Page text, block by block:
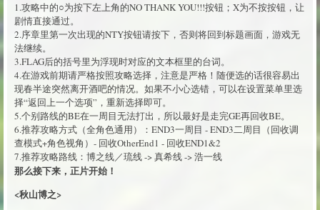
1.攻略中的○为按下左上角的NO THANK YOU!!!按钮；X为不按按钮，让
剧情直接通过。
2.序章里第一次出现的NTY按钮请按下，否则将回到标题画面，游戏无
法继续。
3.FLAG后的括号里为浮现时对应的文本框里的台词。
4.在游戏前期请严格按照攻略选择，注意是严格！随便选的话很容易出
现春半途突然离开酒吧的情况。如果不小心选错，可以在设置菜单里选
择“返回上一个选项”，重新选择即可。
5.个别路线的BE在一周目无法打出，所以最好是走完GE再回收BE。
6.推荐攻略方式（全角色通用）：END3一周目 - END3二周目（回收调
查模式+角色视角）- 回收OtherEnd1 - 回收END1&2
7.推荐攻略路线：博之线／琉线 -> 真希线 -> 浩一线
那么接下来，正片开始！
<秋山博之>